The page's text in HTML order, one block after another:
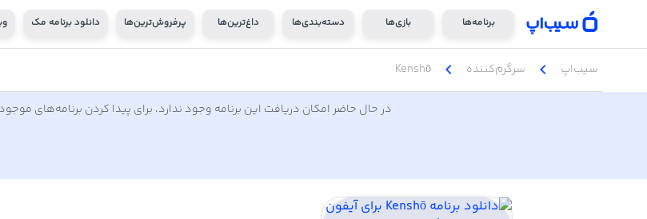
برنامه‌ها بازی‌ها دسته‌بندی‌ها داغ‌ترین‌ها پرفروش‌ترین‌ها دانلود برنامه مک
سیب‌اپ chevron_left سرگرم‌کننده chevron_left
Kenshō
در حال حاضر امکان دریافت این برنامه وجود ندارد. برای پیدا کردن برنامه‌های